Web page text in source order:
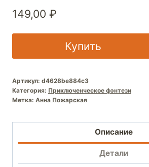
149,00 ₽
Купить
Артикул: d4628be884c3
Категория: Приключенческое фэнтези
Метка: Анна Пожарская
Описание
Детали